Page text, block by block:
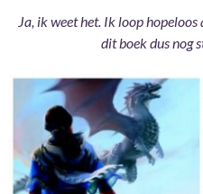
Ja, ik weet het. Ik loop
dit boek dus nog